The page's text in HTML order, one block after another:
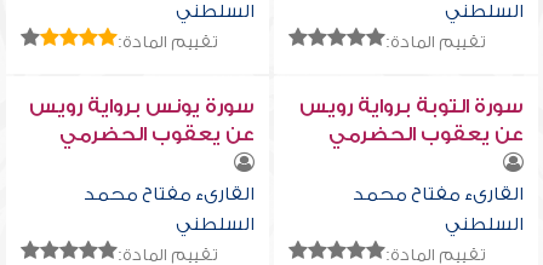
السلطني
تقييم المادة:
السلطني
تقييم المادة:
سورة التوبة برواية رويس
عن يعقوب الحضرمي
القارىء مفتاح محمد
السلطني
تقييم المادة:
سورة يونس برواية رويس
عن يعقوب الحضرمي
القارىء مفتاح محمد
السلطني
تقييم المادة: